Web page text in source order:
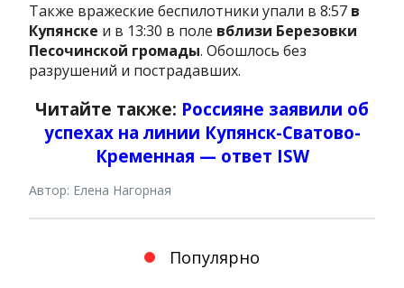
Также вражеские беспилотники упали в 8:57 в
Купянске и в 13:30 в поле вблизи Березовки
Песочинской громады. Обошлось без
разрушений и пострадавших.
Читайте также: Россияне заявили об
успехах на линии Купянск-Сватово-
Кременная — ответ ISW
Автор: Елена Нагорная
Популярно